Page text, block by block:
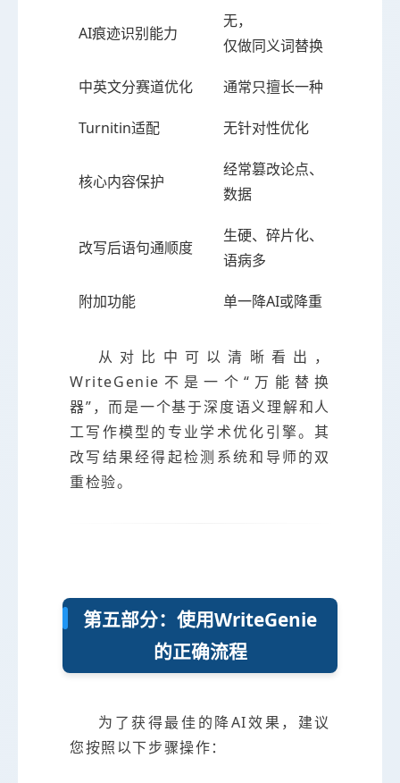
AI痕迹识别能力
无，
仅做同义词替换
中英文分赛道优化 通常只擅长一种
Turnitin适配 无针对性优化
核心内容保护
经常篡改论点、
数据
改写后语句通顺度
生硬、碎片化、
语病多
附加功能 单一降AI或降重
从对比中可以清晰看出，
WriteGenie不是一个“万能替换
器”，而是一个基于深度语义理解和人
工写作模型的专业学术优化引擎。其
改写结果经得起检测系统和导师的双
重检验。
第五部分：使用WriteGenie
的正确流程
为了获得最佳的降AI效果，建议
您按照以下步骤操作：